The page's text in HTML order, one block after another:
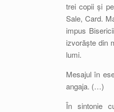
trei copii și
Sale, Card.
impus
izvorăște din
lumi.
Mesajul în
angaja. (…)
În sintonie